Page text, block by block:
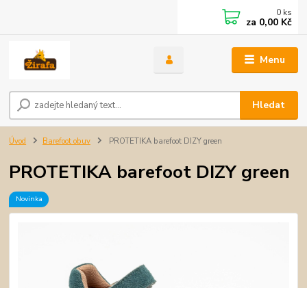
Menu
Hledat
0 ks
za 0,00 Kč
Úvod Barefoot obuv PROTETIKA barefoot DIZY green
PROTETIKA barefoot DIZY green
Novinka